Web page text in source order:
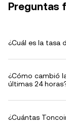
Preguntas
¿Cuál es la tasa
¿Cómo cambió
últimas 24
¿Cuántas